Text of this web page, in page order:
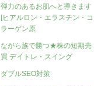
弾力のあるお肌へと導きます
[ヒアルロン・エラスチン・コ
ラーゲン原
ながら族で勝つ★株の短期売
買 デイトレ・スイング
ダブルSEO対策